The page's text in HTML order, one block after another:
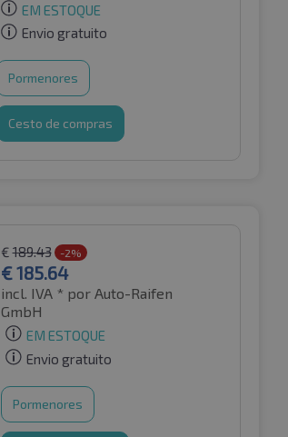
EM ESTOQUE
Envio gratuito
Pormenores
Cesto de compras
€189.43 -2%
€185.64
incl. IVA * por Auto-Raifen
GmbH
EM ESTOQUE
Envio gratuito
Pormenores